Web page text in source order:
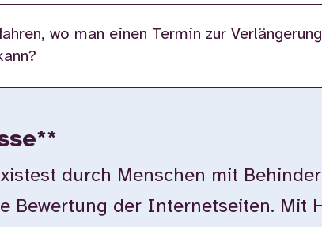
wo man einen Termin zur
durch Menschen mit
Bewertung der Internetseiten. Mit